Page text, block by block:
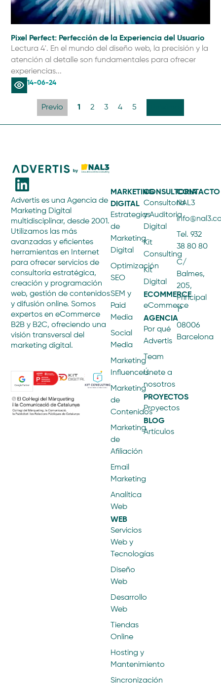
Pixel Perfect: Perfección de la Experiencia del Usuario
Lectura 4'. En el mundo del diseño web, la precisión y la
atención al detalle son fundamentales para ofrecer
experiencias...
14-06-24
Previo 1 2 3 4 5
Advertis es una Agencia de
Marketing Digital
multidisciplinar, desde 2001.
Utilizamos las más
avanzadas y eficientes
herramientas en Internet
para ofrecer servicios de
consultoría estratégica,
creación y programación
web, gestión de contenidos
y difusión online. Somos
expertos en eCommerce
B2B y B2C, ofreciendo una
visión transversal del
marketing digital.
MARKETING
DIGITAL
Estrategias
de
Marketing
Digital
Optimización
SEO
SEM y
Paid
Media
Social
Media
Marketing
Influencers
Marketing
de
Contenidos
Marketing
de
Afiliación
Email
Marketing
Analítica
Web
WEB
Servicios
Web y
Tecnologías
Diseño
Web
Desarrollo
Web
Tiendas
Online
Hosting y
Mantenimiento
Sincronización
CONSULTORIA
Consultoría
y Auditoria
Digital
Kit
Consulting
Kit
Digital
ECOMMERCE
eCommerce
AGENCIA
Por qué
Advertis
Team
Únete a
nosotros
PROYECTOS
Proyectos
BLOG
Artículos
CONTACTO
NAL3
Tel. 932
38 80 80
C/
Balmes,
205,
Principal
1ª
08006
Barcelona